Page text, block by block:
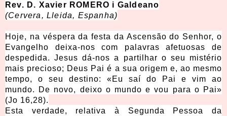
Rev. D. Xavier ROMERO i Galdeano
(Cervera, Lleida, Espanha)
Hoje, na véspera da festa da Ascensão do Senhor, o
Evangelho deixa-nos com palavras afetuosas de
despedida. Jesus dá-nos a partilhar o seu mistério
mais precioso; Deus Pai é a sua origem e, ao mesmo
tempo, o seu destino: «Eu saí do Pai e vim ao
mundo. De novo, deixo o mundo e vou para o Pai»
(Jo 16,28).
Esta verdade, relativa à Segunda Pessoa da